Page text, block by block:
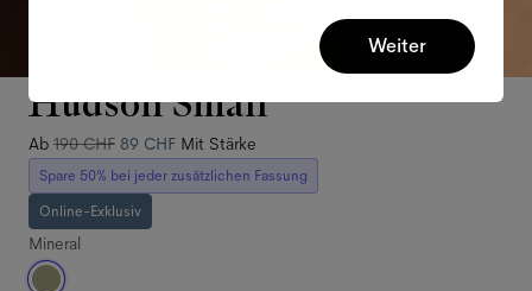
Hudson Small
Ab 190 CHF 89 CHF Mit Stärke
Spare 50% bei jeder zusätzlichen Fassung
Online-Exklusiv
Mineral
Weiter